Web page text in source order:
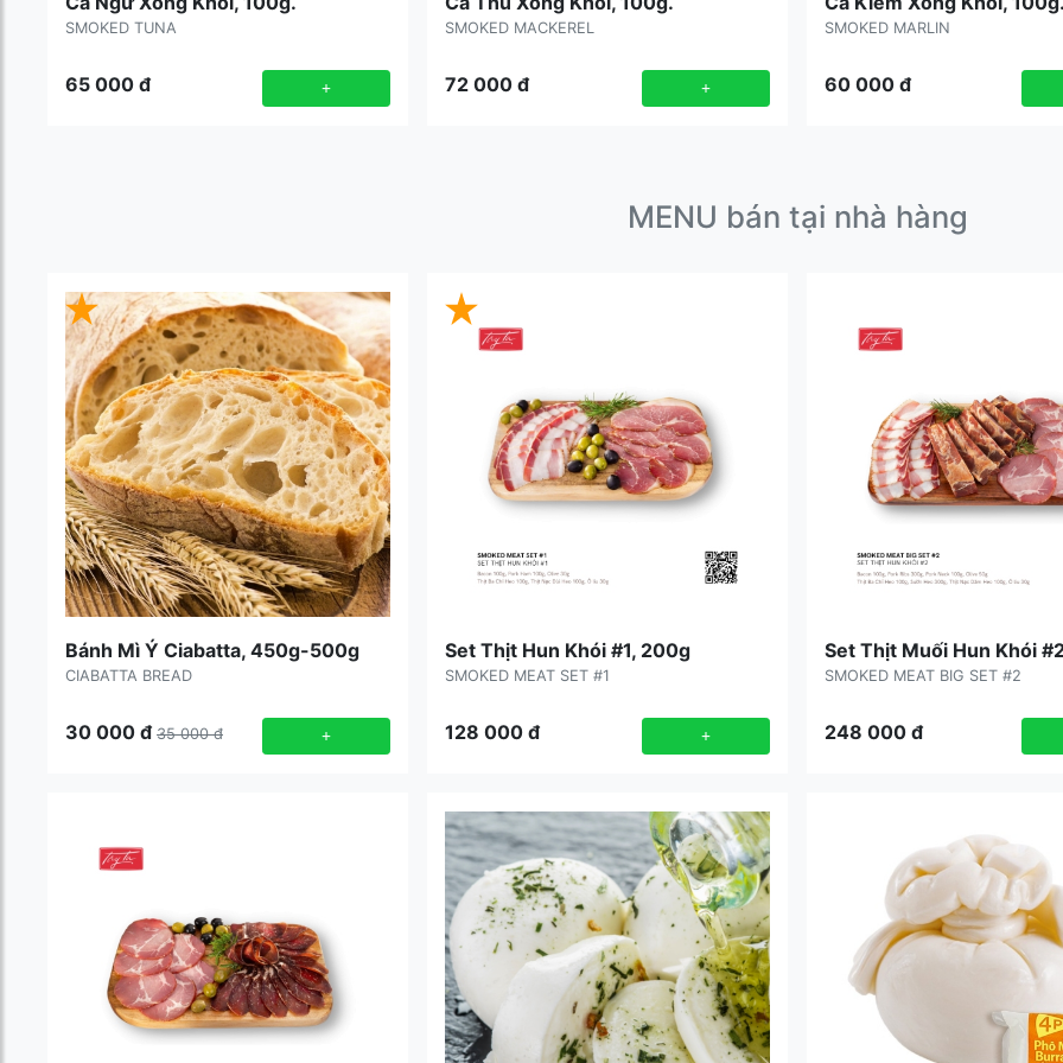
SMOKED TUNA
65 000 đ +
SMOKED MACKEREL
72 000 đ +
SMOKED MARLIN
60 000 đ
MENU bán tại nhà hàng
Bánh Mì Ý Ciabatta, 450g-500g
CIABATTA BREAD
30 000 đ 35 000đ +
Set Thịt Hun Khói #1, 200g
SMOKED MEAT SET #1
128 000 đ +
Set Thịt Muối Hun Khói
SMOKED MEAT BIG SET #2
248 000 đ